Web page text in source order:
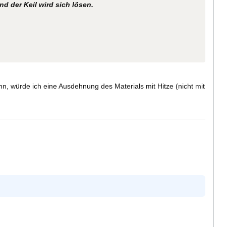
der Keil wird sich lösen.
würde ich eine Ausdehnung des Materials mit Hitze (nicht mit